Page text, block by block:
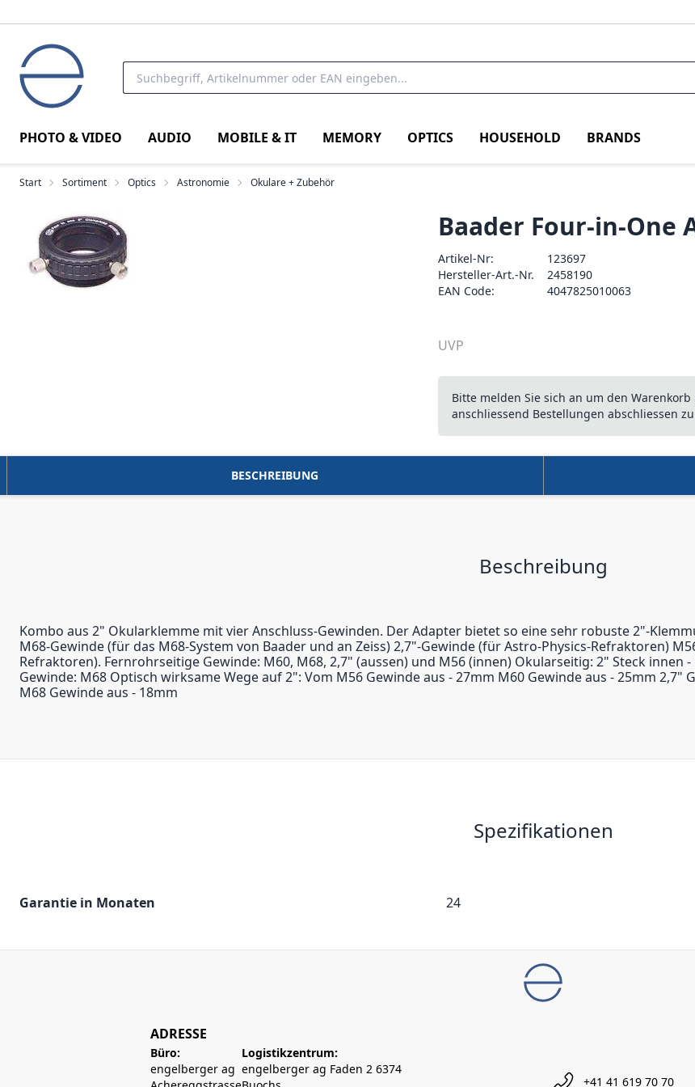
PHOTO & VIDEO AUDIO MOBILE & IT MEMORY OPTICS HOUSEHOLD BRANDS
Start Sortiment Optics Astronomie Okulare + Zubehör
Baader Four-in-One
Artikel-Nr:
123697
Hersteller-Art.-Nr.
2458190
EAN Code:
4047825010063
UVP
Bitte melden Sie sich an um den
anschliessend Bestellungen abschliessen
BESCHREIBUNG
Beschreibung
Kombo aus 2" Okularklemme mit vier Anschluss-Gewinden. Der Adapter bietet so eine sehr robuste 2"-
M68-Gewinde (für das M68-System von Baader und an Zeiss) 2,7"-Gewinde (für Astro-Physics-Refraktoren)
Refraktoren). Fernrohrseitige Gewinde: M60, M68, 2,7" (aussen) und M56 (innen) Okularseitig: 2" Steck
Gewinde: M68 Optisch wirksame Wege auf 2": Vom M56 Gewinde aus - 27mm M60 Gewinde aus - 25mm
M68 Gewinde aus - 18mm
Spezifikationen
Garantie in Monaten 24
ADRESSE
Büro:
engelberger ag
Logistikzentrum:
engelberger ag Faden 2 6374
+41 41 619 70 70